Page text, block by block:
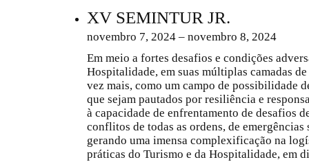
XV SEMINTUR JR.
novembro 7, 2024 – novembro 8, 2024
Em meio a fortes desafios e condições
Hospitalidade, em suas múltiplas camadas
vez mais, como um campo de possibilidade
que sejam pautados por resiliência e
à capacidade de enfrentamento de desafios
conflitos de todas as ordens, de
gerando uma imensa complexificação na
práticas do Turismo e da Hospitalidade, em